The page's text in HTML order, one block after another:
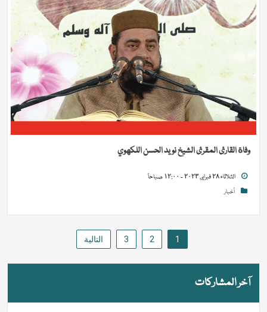
وفاة القارئ المقرئ الشيخ نويد الحسن اللكهوي
الثلاثاء ٢٨ فبراير, ٢٠٢٣ - ١٢:٠٠ صباحاً
أخبار
1
2
3 التالية
آخر المشاركات